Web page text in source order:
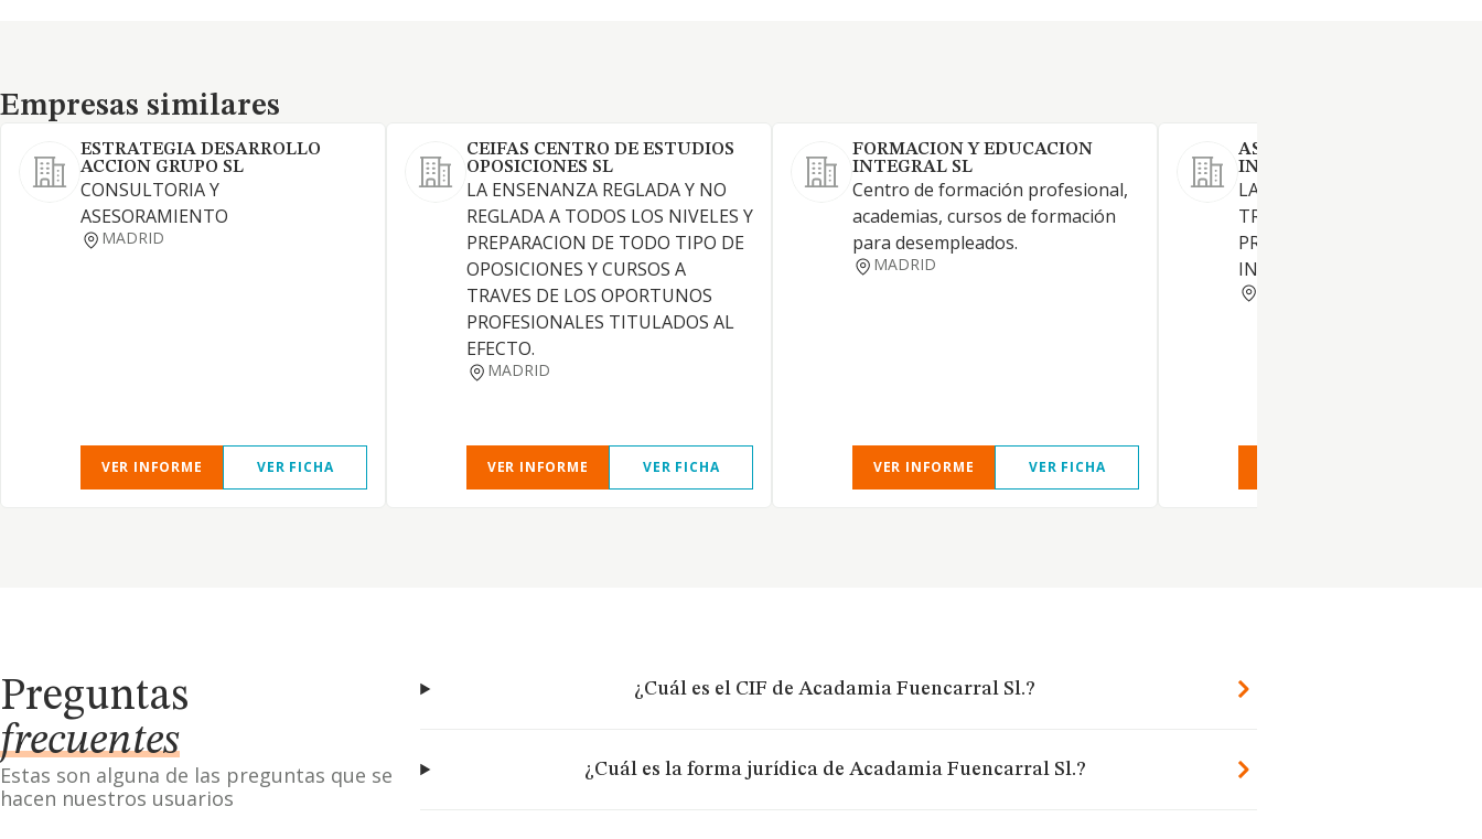
Empresas similares
Empresas similares
ESTRATEGIA DESARROLLO
ACCION GRUPO SL
CONSULTORIA Y
ASESORAMIENTO
MADRID
VER INFORME VER FICHA
CEIFAS CENTRO DE ESTUDIOS
OPOSICIONES SL
LA ENSENANZA REGLADA Y NO
REGLADA A TODOS LOS NIVELES Y
PREPARACION DE TODO TIPO DE
OPOSICIONES Y CURSOS A
TRAVES DE LOS OPORTUNOS
PROFESIONALES TITULADOS AL
EFECTO.
MADRID
VER INFORME VER FICHA
FORMACION Y EDUCACION
INTEGRAL SL
Centro de formación profesional,
academias, cursos de formación
para desempleados.
MADRID
VER INFORME VER FICHA
ASESORAMIENTO
INTEGRAL SL
LA REALIZACION DE
TRADUCCIONES DE
PRESTACION DE SERVICIOS
INTERPRETES
Preguntas
frecuentes
Estas son alguna de las preguntas que se
hacen nuestros usuarios
¿Cuál es el CIF de Acadamia Fuencarral Sl.?
¿Cuál es la forma jurídica de Acadamia Fuencarral Sl.?